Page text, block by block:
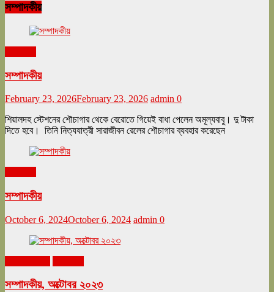
সম্পাদকীয়
সম্পাদকীয়
February 23, 2026February 23, 2026 admin 0
শিয়ালদহ স্টেশনের শৌচাগার থেকে বেরোতে গিয়েই বাধা পেলেন অমূল্যবাবু। দু টাকা
দিতে হবে। তিনি নিত্যযাত্রী সারাজীবন রেলের শৌচাগার ব্যবহার করেছেন
সম্পাদকীয়
October 6, 2024October 6, 2024 admin 0
সম্পাদকীয়, অক্টোবর ২০২৩